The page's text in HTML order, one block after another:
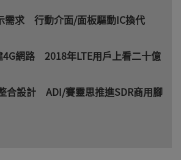
需求 行動介面/面板驅動IC換代
4G網路 2018年LTE用戶上看二十億
合設計 ADI/賽靈思推進SDR商用腳